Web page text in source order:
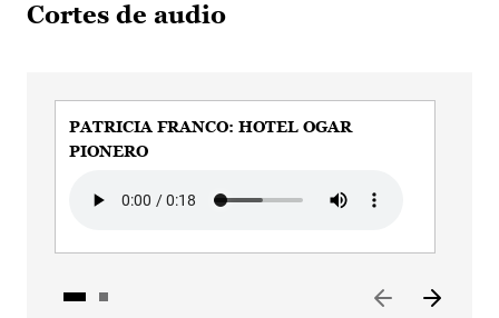
Cortes de audio
PATRICIA FRANCO: HOTEL OGAR
PIONERO